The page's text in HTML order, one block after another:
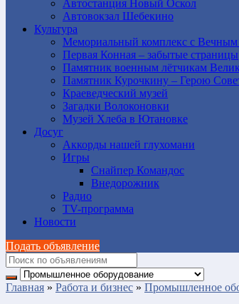
Автостанция Новый Оскол
Автовокзал Шебекино
Культура
Мемориальный комплекс с Вечным
Первая Конная – забытые страницы
Памятник военным лётчикам
Памятник Курочкину – Герою
Краеведческий музей
Загадки Волоконовки
Музей Хлеба в Ютановке
Досуг
Аккорды нашей глухомани
Игры
Снайпер Командос
Внедорожник
Радио
TV-программа
Новости
Подать объявление
Главная » Работа и бизнес » Промышленное